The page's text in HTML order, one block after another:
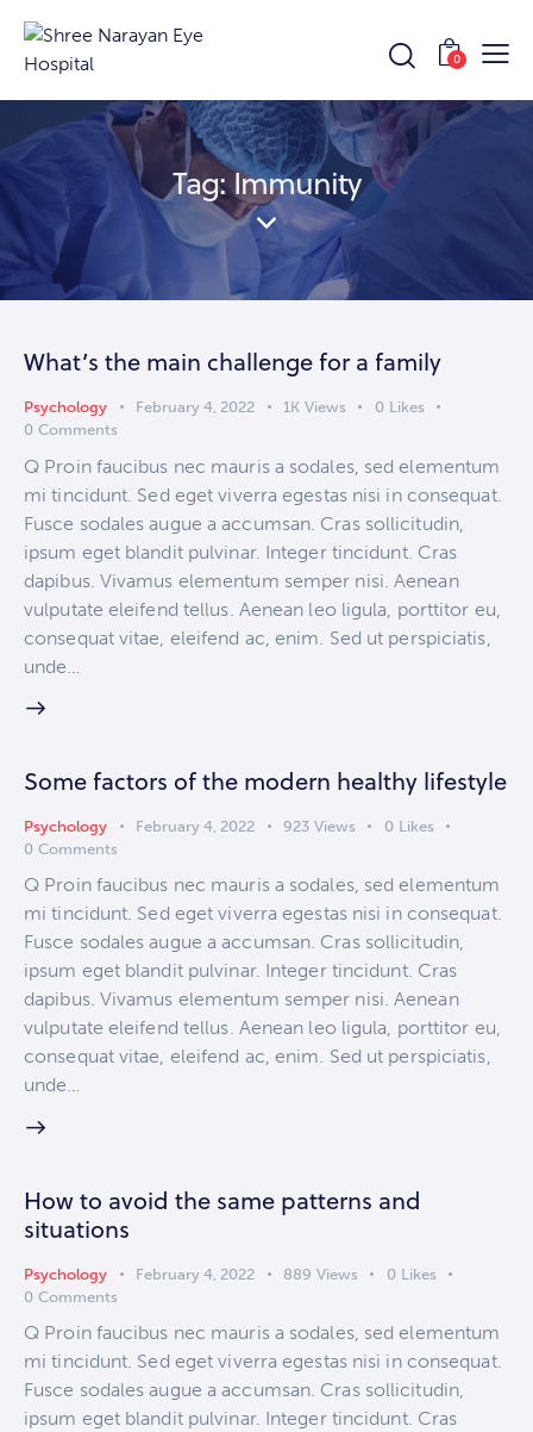
0
Tag: Immunity
What’s the main challenge for a family
Psychology February 4, 2022 1K Views 0 Likes
0 Comments
Q Proin faucibus nec mauris a sodales, sed elementum
mi tincidunt. Sed eget viverra egestas nisi in consequat.
Fusce sodales augue a accumsan. Cras sollicitudin,
ipsum eget blandit pulvinar. Integer tincidunt. Cras
dapibus. Vivamus elementum semper nisi. Aenean
vulputate eleifend tellus. Aenean leo ligula, porttitor eu,
consequat vitae, eleifend ac, enim. Sed ut perspiciatis,
unde…
Some factors of the modern healthy lifestyle
Psychology February 4, 2022 923 Views 0 Likes
0 Comments
Q Proin faucibus nec mauris a sodales, sed elementum
mi tincidunt. Sed eget viverra egestas nisi in consequat.
Fusce sodales augue a accumsan. Cras sollicitudin,
ipsum eget blandit pulvinar. Integer tincidunt. Cras
dapibus. Vivamus elementum semper nisi. Aenean
vulputate eleifend tellus. Aenean leo ligula, porttitor eu,
consequat vitae, eleifend ac, enim. Sed ut perspiciatis,
unde…
How to avoid the same patterns and
situations
Psychology February 4, 2022 889 Views 0 Likes
0 Comments
Q Proin faucibus nec mauris a sodales, sed elementum
mi tincidunt. Sed eget viverra egestas nisi in consequat.
Fusce sodales augue a accumsan. Cras sollicitudin,
ipsum eget blandit pulvinar. Integer tincidunt. Cras